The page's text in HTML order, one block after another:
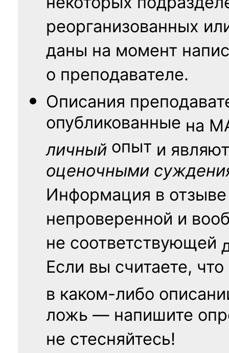
реорганизованных
даны на момент
о преподавателе.
Описания
опубликованные на
личный опыт и
оценочными
Информация в
непроверенной и
не соответствующей
Если вы считаете, что
в каком-либо
ложь — напишите
не стесняйтесь!